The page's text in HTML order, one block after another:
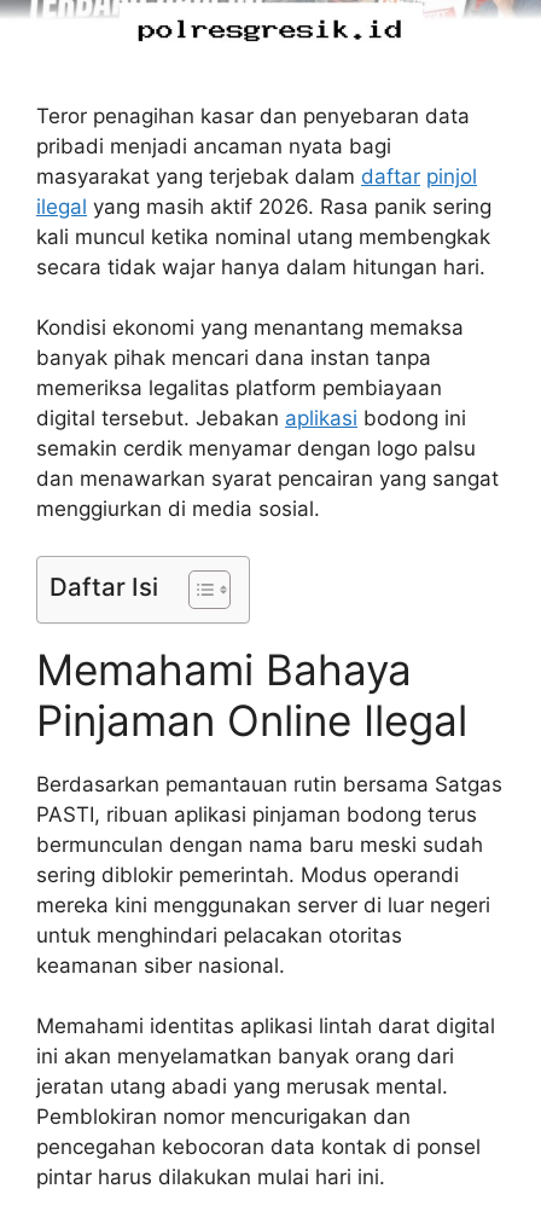
Teror penagihan kasar dan penyebaran data
pribadi menjadi ancaman nyata bagi
masyarakat yang terjebak dalam daftar pinjol
ilegal yang masih aktif 2026. Rasa panik sering
kali muncul ketika nominal utang membengkak
secara tidak wajar hanya dalam hitungan hari.
Kondisi ekonomi yang menantang memaksa
banyak pihak mencari dana instan tanpa
memeriksa legalitas platform pembiayaan
digital tersebut. Jebakan aplikasi bodong ini
semakin cerdik menyamar dengan logo palsu
dan menawarkan syarat pencairan yang sangat
menggiurkan di media sosial.
Daftar Isi
Memahami Bahaya
Pinjaman Online Ilegal
Berdasarkan pemantauan rutin bersama Satgas
PASTI, ribuan aplikasi pinjaman bodong terus
bermunculan dengan nama baru meski sudah
sering diblokir pemerintah. Modus operandi
mereka kini menggunakan server di luar negeri
untuk menghindari pelacakan otoritas
keamanan siber nasional.
Memahami identitas aplikasi lintah darat digital
ini akan menyelamatkan banyak orang dari
jeratan utang abadi yang merusak mental.
Pemblokiran nomor mencurigakan dan
pencegahan kebocoran data kontak di ponsel
pintar harus dilakukan mulai hari ini.